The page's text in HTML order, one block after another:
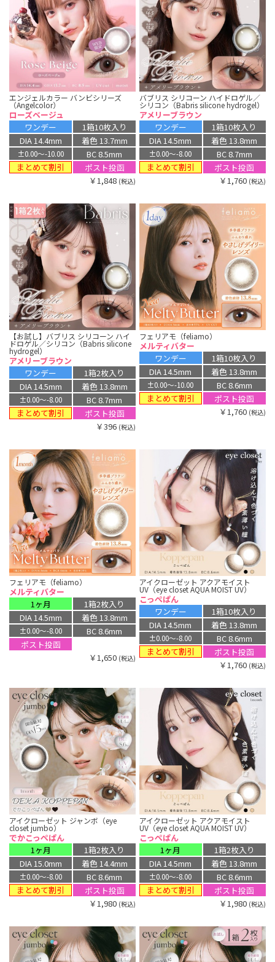
エンジェルカラー バンビシリーズ
（Angelcolor）
ローズベージュ
ワンデー
1箱10枚入り
DIA 14.4mm
着色 13.7mm
±0.00〜-10.00
BC 8.5mm
まとめて割引
ポスト投函
￥1,848 (税込)
バブリス シリコーン ハイドロゲル／
シリコン（Babris silicone hydrogel）
アメリーブラウン
ワンデー
1箱10枚入り
DIA 14.5mm
着色 13.8mm
±0.00〜-8.00
BC 8.7mm
まとめて割引
ポスト投函
￥1,760 (税込)
【お試し】バブリス シリコーン ハイ
ドロゲル／シリコン（Babris silicone
hydrogel）
アメリーブラウン
ワンデー
1箱2枚入り
DIA 14.5mm
着色 13.8mm
±0.00〜-8.00
BC 8.7mm
まとめて割引
ポスト投函
￥396 (税込)
フェリアモ（feliamo）
メルティバター
ワンデー
1箱10枚入り
DIA 14.5mm
着色 13.8mm
±0.00〜-10.00
BC 8.6mm
まとめて割引
ポスト投函
￥1,760 (税込)
フェリアモ（feliamo）
メルティバター
1ヶ月
1箱2枚入り
DIA 14.5mm
着色 13.8mm
±0.00〜-8.00
BC 8.6mm
ポスト投函
￥1,650 (税込)
アイクローゼット アクアモイスト
UV（eye closet AQUA MOIST UV）
こっぺぱん
ワンデー
1箱10枚入り
DIA 14.5mm
着色 13.8mm
±0.00〜-8.00
BC 8.6mm
まとめて割引
ポスト投函
￥1,760 (税込)
アイクローゼット ジャンボ（eye
closet jumbo）
でかこっぺぱん
1ヶ月
1箱2枚入り
DIA 15.0mm
着色 14.4mm
±0.00〜-8.00
BC 8.6mm
まとめて割引
ポスト投函
￥1,980 (税込)
アイクローゼット アクアモイスト
UV（eye closet AQUA MOIST UV）
こっぺぱん
1ヶ月
1箱2枚入り
DIA 14.5mm
着色 13.8mm
±0.00〜-8.00
BC 8.6mm
まとめて割引
ポスト投函
￥1,980 (税込)